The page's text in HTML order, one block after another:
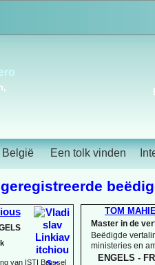
België Een tolk vinden
Christiaens
Portugees,
TOM
Master in de
Beëdigde
ministeries en
ENGELS -
van ISTI Brussel